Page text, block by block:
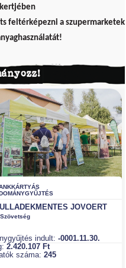
kertjében
feltérképezni a szupermarketek